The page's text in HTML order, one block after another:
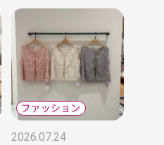
2026.07.24